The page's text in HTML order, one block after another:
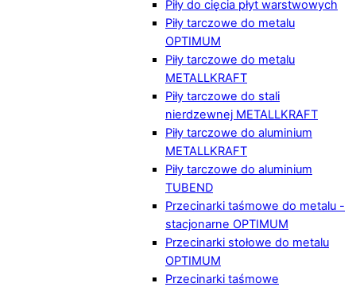
Piły do cięcia płyt warstwowych
Piły tarczowe do metalu
OPTIMUM
Piły tarczowe do metalu
METALLKRAFT
Piły tarczowe do stali
nierdzewnej METALLKRAFT
Piły tarczowe do aluminium
METALLKRAFT
Piły tarczowe do aluminium
TUBEND
Przecinarki taśmowe do metalu -
stacjonarne OPTIMUM
Przecinarki stołowe do metalu
OPTIMUM
Przecinarki taśmowe